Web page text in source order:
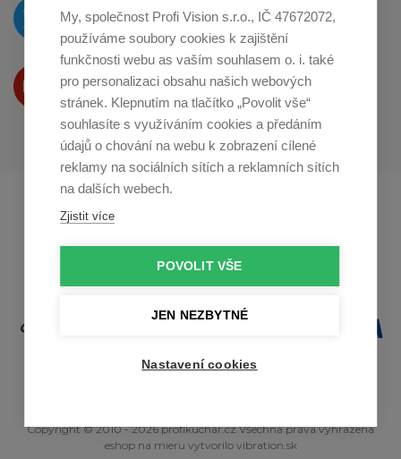
O novinkách píšeme
naTwitteru
Produkty Vám představujeme
na Youtube
Profikuchar.sk
Copyright © 2010 - 2026 profikuchar.cz Všechna práva vyhrazena
eshop na mieru vytvorilo vibration.sk
My, společnost Profi Vision s.r.o., IČ 47672072,
používáme soubory cookies k zajištění
funkčnosti webu as vaším souhlasem o. i. také
pro personalizaci obsahu našich webových
stránek. Klepnutím na tlačítko „Povolit vše“
souhlasíte s využíváním cookies a předáním
údajů o chování na webu k zobrazení cílené
reklamy na sociálních sítích a reklamních sítích
na dalších webech.
Zjistit více
POVOLIT VŠE
JEN NEZBYTNÉ
Nastavení cookies